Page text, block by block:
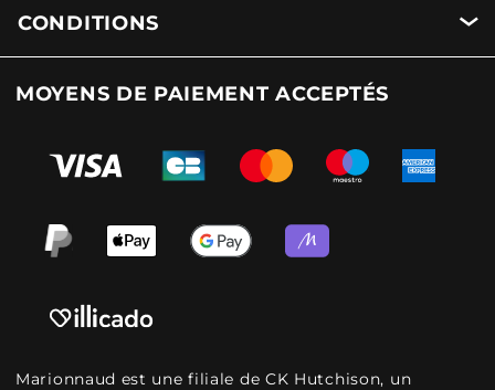
CONDITIONS
MOYENS DE PAIEMENT ACCEPTÉS
Marionnaud est une filiale de CK Hutchison, un